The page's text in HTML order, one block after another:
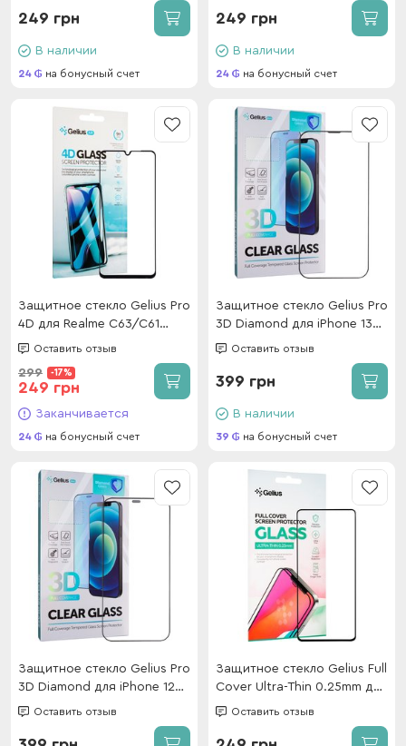
249 грн
В наличии
24 на бонусный счет
249 грн
В наличии
24 на бонусный счет
Защитное стекло Gelius Pro
4D для Realme C63/C61
Black
Оставить отзыв
299 -17%
249 грн
Заканчивается
24 на бонусный счет
Защитное стекло Gelius Pro
3D Diamond для iPhone 13
Pro Max/14 Plus Black
Оставить отзыв
399 грн
В наличии
39 на бонусный счет
Защитное стекло Gelius Pro
3D Diamond для iPhone 12
Pro Max Black
Оставить отзыв
Защитное стекло Gelius Full
Cover Ultra-Thin 0.25mm для
Samsung A725 (A72) Black
Оставить отзыв